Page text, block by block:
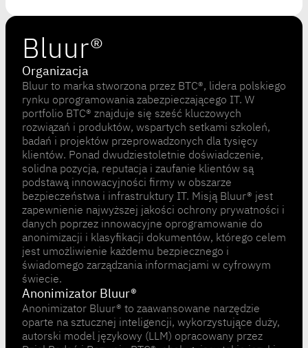
Bluur®
Organizacja
Bluur to marka stworzona przez BTC®, lidera polskiego
rynku oprogramowania zabezpieczającego IT. W
portfolio BTC® znajduje się sześć kluczowych
rozwiązań i produktów, wspartych setkami szkoleń,
badań i projektów przeprowadzonych dla tysięcy
klientów. Ponad dwudziestoletnie doświadczenie,
solidna pozycja, reputacja i zaufanie klientów są
podstawą innowacyjności firmy w obszarze
bezpieczeństwa i infrastruktury IT. Misją Bluur® jest
zapewnienie najwyższej jakości ochrony prywatności i
danych poprzez innowacyjne oprogramowanie do
anonimizacji i klasyfikacji dokumentów, którego celem
jest umożliwienie każdemu bezpiecznego i
świadomego zarządzania informacjami w cyfrowym
świecie.
Anonimizator Bluur®
Anonimizator Bluur® to zaawansowane narzędzie
oparte na sztucznej inteligencji, wykorzystujące duży,
autorski model językowy (LLM) opracowany przez